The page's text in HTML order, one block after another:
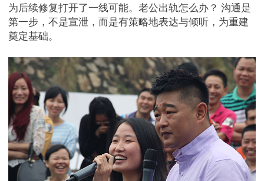
为后续修复打开了一线可能。老公出轨怎么办？ 沟通是
第一步，不是宣泄，而是有策略地表达与倾听，为重建
奠定基础。